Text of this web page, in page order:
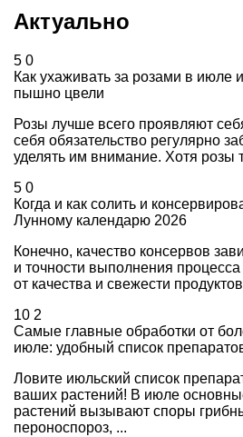
Актуально
5 0
Как ухаживать за розами в июле
пышно цвели
Розы лучше всего проявляют
себя обязательство регулярно
уделять им внимание. Хотя розы
5 0
Когда и как солить и
Лунному календарю 2026
Конечно, качество консервов
и точности выполнения
от качества и свежести
10 2
Самые главные обработки от
июле: удобный список
Ловите июльский список
ваших растений! В июле
растений вызывают споры
пероноспороз, ...